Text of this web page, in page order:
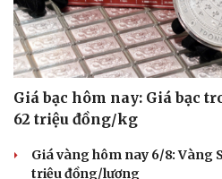
Giá bạc hôm nay: Giá bạc
62 triệu đồng/kg
Giá vàng hôm nay 6/8: Vàng
triệu đồng/lượng